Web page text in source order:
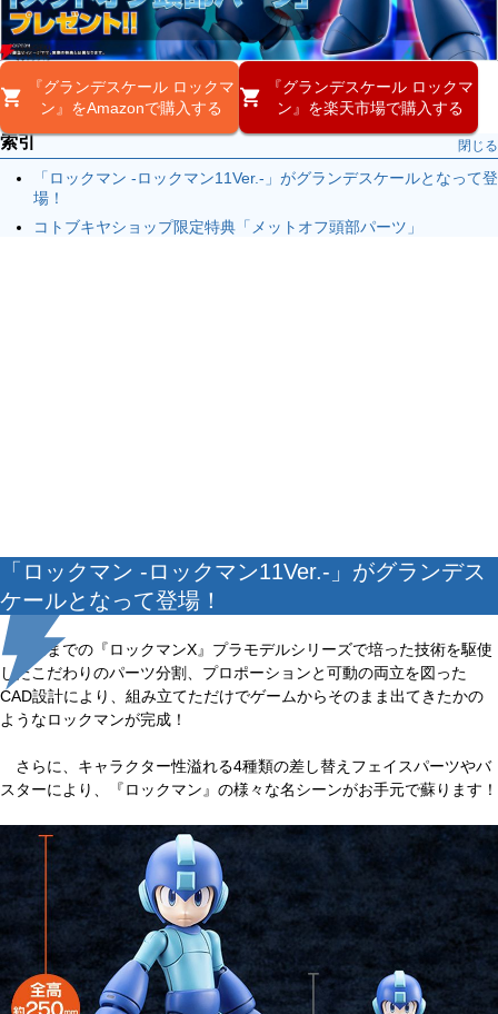
『グランデスケール ロックマ
ン』をAmazonで購入する
『グランデスケール ロックマ
ン』を楽天市場で購入する
索引 閉じる
「ロックマン -ロックマン11Ver.-」がグランデスケールとなって登
場！
コトブキヤショップ限定特典「メットオフ頭部パーツ」
「ロックマン -ロックマン11Ver.-」がグランデス
ケールとなって登場！
これまでの『ロックマンX』プラモデルシリーズで培った技術を駆使
したこだわりのパーツ分割、プロポーションと可動の両立を図った
CAD設計により、組み立てただけでゲームからそのまま出てきたかの
ようなロックマンが完成！
さらに、キャラクター性溢れる4種類の差し替えフェイスパーツやバ
スターにより、『ロックマン』の様々な名シーンがお手元で蘇ります！